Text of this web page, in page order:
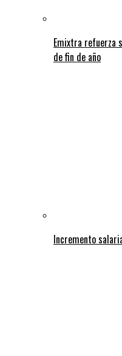
Emixtra refuerza
de fin de año
Incremento